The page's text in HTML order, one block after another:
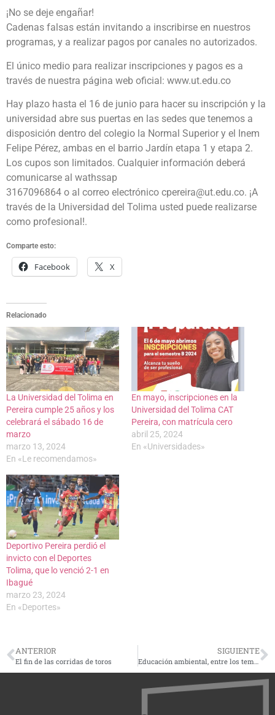
¡No se deje engañar!
Cadenas falsas están invitando a inscribirse en nuestros
programas, y a realizar pagos por canales no autorizados.
El único medio para realizar inscripciones y pagos es a
través de nuestra página web oficial: www.ut.edu.co
Hay plazo hasta el 16 de junio para hacer su inscripción y la
universidad abre sus puertas en las sedes que tenemos a
disposición dentro del colegio la Normal Superior y el Inem
Felipe Pérez, ambas en el barrio Jardín etapa 1 y etapa 2.
Los cupos son limitados. Cualquier información deberá
comunicarse al wathssap
3167096864 o al correo electrónico cpereira@ut.edu.co. ¡A
través de la Universidad del Tolima usted puede realizarse
como profesional!.
Comparte esto:
Facebook X
Relacionado
La Universidad del Tolima en
Pereira cumple 25 años y los
celebrará el sábado 16 de
marzo
marzo 13, 2024
En «Le recomendamos»
En mayo, inscripciones en la
Universidad del Tolima CAT
Pereira, con matrícula cero
abril 25, 2024
En «Universidades»
Deportivo Pereira perdió el
invicto con el Deportes
Tolima, que lo venció 2-1 en
Ibagué
marzo 23, 2024
En «Deportes»
ANTERIOR
El fin de las corridas de toros
SIGUIENTE